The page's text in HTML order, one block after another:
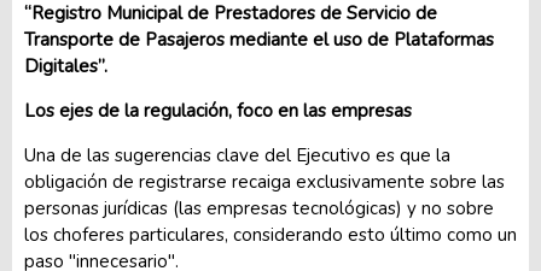
“Registro Municipal de Prestadores de Servicio de
Transporte de Pasajeros mediante el uso de Plataformas
Digitales”.
Los ejes de la regulación, foco en las empresas
Una de las sugerencias clave del Ejecutivo es que la
obligación de registrarse recaiga exclusivamente sobre las
personas jurídicas (las empresas tecnológicas) y no sobre
los choferes particulares, considerando esto último como un
paso "innecesario".